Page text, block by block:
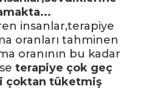
insanlar,terapiye
oranları tahminen
oranının bu kadar
terapiye çok geç
çoktan tüketmiş